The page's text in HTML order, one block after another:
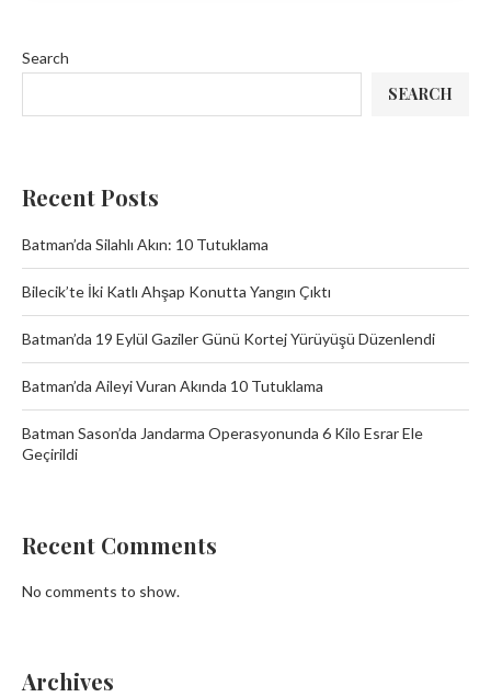
Search
SEARCH
Recent Posts
Batman’da Silahlı Akın: 10 Tutuklama
Bilecik’te İki Katlı Ahşap Konutta Yangın Çıktı
Batman’da 19 Eylül Gaziler Günü Kortej Yürüyüşü Düzenlendi
Batman’da Aileyi Vuran Akında 10 Tutuklama
Batman Sason’da Jandarma Operasyonunda 6 Kilo Esrar Ele
Geçirildi
Recent Comments
No comments to show.
Archives